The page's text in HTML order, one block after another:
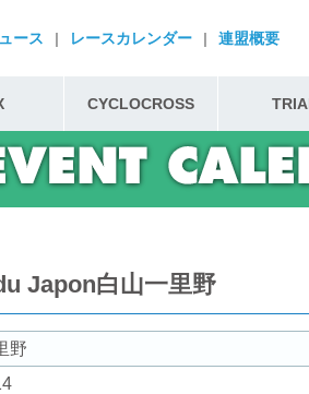
ース | レースカレンダー | 連盟概要
CYCLOCROSS
Japon白山一里野
野